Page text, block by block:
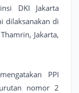
DKI Jakarta
dilaksanakan di
Jakarta,
PPI
nomor 2